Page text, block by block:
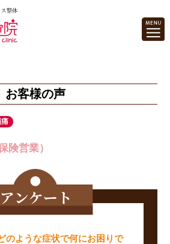
お客様の声
険営業）
のような症状で何にお困りで